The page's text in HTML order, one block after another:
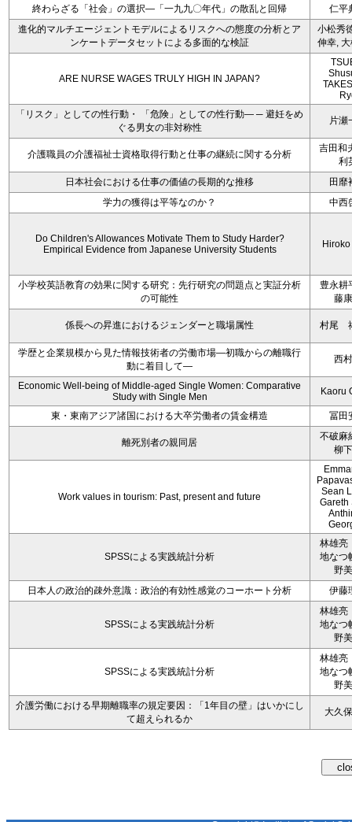
終わらざる「社会」の選択―「一九九〇年代」の散乱と回帰
仁平
進化的マルチエージェントモデルによるリスクへの態度の分析とア
ンケートデータセットによる多面的な検証
小松秀
伸幸,
ARE NURSE WAGES TRULY HIGH IN JAPAN?
「リスク」としての性行動・ 「危険」としての性行動― ─ 避妊をめ
ぐる男女の非対称性
片瀬
介護職員の介護福祉士資格取得行動と仕事の継続に関する分析
吉田和
利
日本社会における仕事の価値の長期的な推移
田靡
学力の獲得は平等なのか？
中西
Do Children's Allowances Motivate Them to Study Harder?
Empirical Evidence from Japanese University Students
小学校英語教育の効果に関する研究：先行研究の問題点と実証分析
の可能性
豊永耕
藤
係長への昇進におけるジェンダーと職場属性 村尾
学歴と企業規模から見た情報技術者の労働市場―初職からの離職行
動に着目して―
西
Economic Well-being of Middle-aged Single Women: Comparative
Study with Single Men
Kaoru
東・東南アジア諸国における大卒労働者の賃金構造 冨田
離死別者の親同居
不破麻
柳
Work values in tourism: Past, present and future
Sean
Gareth
SPSSによる実践統計分析
林雄亮
地なつ
野
日本人の政治的疎外意識：政治的有効性感覚のコーホート分析
伊藤
SPSSによる実践統計分析
林雄亮
地なつ
野
SPSSによる実践統計分析
林雄亮
地なつ
野
介護労働における早期離職率の規定要因：「1年目の壁」はいかにし
て超えられるか
大久